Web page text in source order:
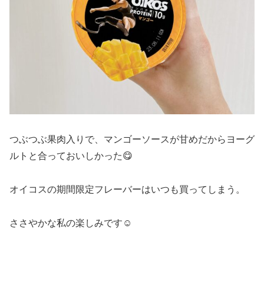
つぶつぶ果肉入りで、マンゴーソースが甘めだからヨーグ
ルトと合っておいしかった😋
オイコスの期間限定フレーバーはいつも買ってしまう。
ささやかな私の楽しみです☺️